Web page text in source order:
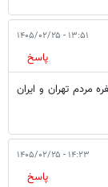
۱۳:۵۱ - ۱۴۰۵/۰۲/۲۵
پاسخ
مردم تهران و ایران
۱۴:۲۳ - ۱۴۰۵/۰۲/۲۵
پاسخ